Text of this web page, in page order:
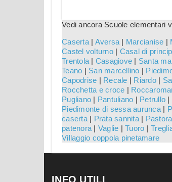
Vedi ancora Scuole elementari
Caserta| Aversa | Marcianise |
Castel volturno| Casal di
Trentola | Casagiove | Santa
Teano | San marcellino |
Capodrise | Recale | Riardo|
Rocchetta e croce |
Pugliano | Pantuliano | Petrullo |
Piedimonte di sessa aurunca|
caserta| Prata sannita|
patenora | Vaglie | Tuoro |
Villaggio coppola pinetamare
INFO UTILI